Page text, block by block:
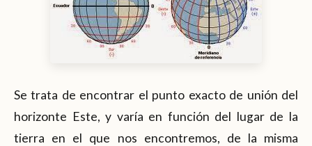
Se trata de encontrar el punto exacto de unión del
horizonte Este, y varía en función del lugar de la
tierra en el que nos encontremos, de la misma